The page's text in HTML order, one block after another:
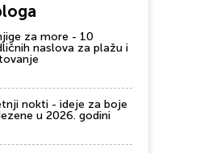
za more - 10
naslova za plažu i
nokti - ideje za boje
u 2026. godini